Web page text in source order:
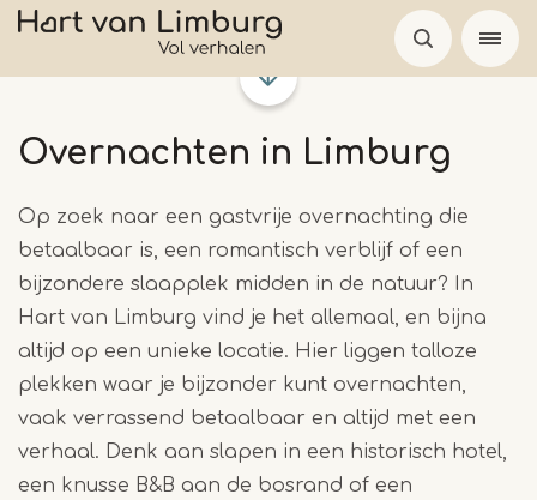
Overslaan
naar
inhoud
Overnachten in Limburg
Op zoek naar een gastvrije overnachting die
betaalbaar is, een romantisch verblijf of een
bijzondere slaapplek midden in de natuur? In
Hart van Limburg vind je het allemaal, en bijna
altijd op een unieke locatie. Hier liggen talloze
plekken waar je bijzonder kunt overnachten,
vaak verrassend betaalbaar en altijd met een
verhaal. Denk aan slapen in een historisch hotel,
een knusse B&B aan de bosrand of een